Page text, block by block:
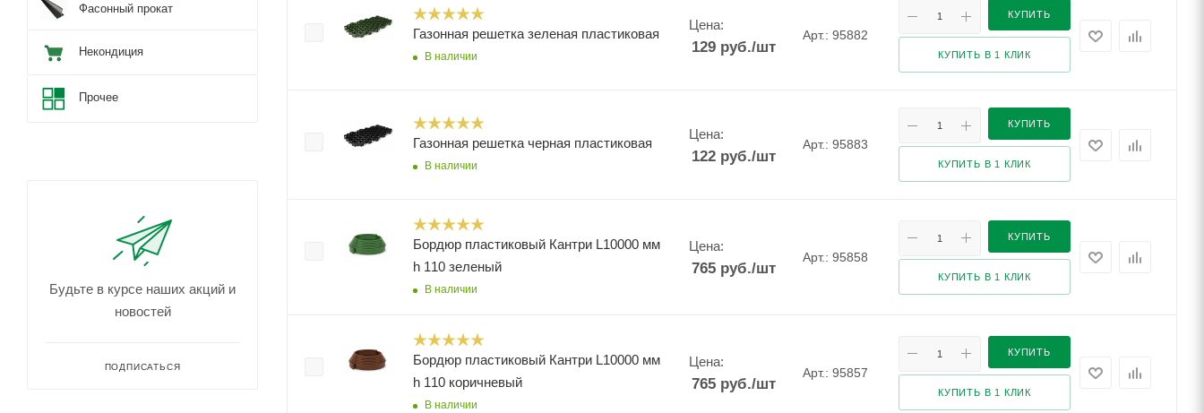
Газонная решетка зеленая пластиковая
В наличии
Цена:
129руб./шт
Арт.: 95882
КУПИТЬ
КУПИТЬ В 1 КЛИК
Газонная решетка черная пластиковая
В наличии
Цена:
122руб./шт
Арт.: 95883
КУПИТЬ
КУПИТЬ В 1 КЛИК
Бордюр пластиковый Кантри L10000 мм
h 110 зеленый
В наличии
Цена:
765руб./шт
Арт.: 95858
КУПИТЬ
КУПИТЬ В 1 КЛИК
Бордюр пластиковый Кантри L10000 мм
h 110 коричневый
В наличии
Цена:
765руб./шт
Арт.: 95857
КУПИТЬ
КУПИТЬ В 1 КЛИК
Фасонный прокат
Некондиция
Прочее
Будьте в курсе наших акций и
новостей
ПОДПИСАТЬСЯ